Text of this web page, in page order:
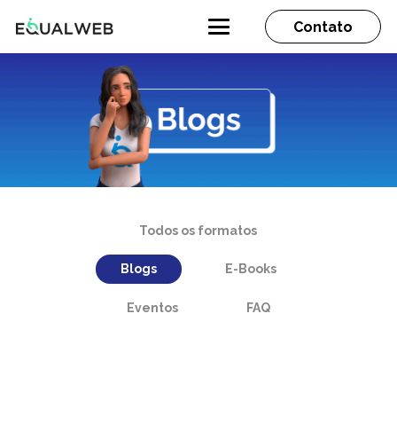
Contato
Todos os formatos
Blogs E-Books
Eventos FAQ